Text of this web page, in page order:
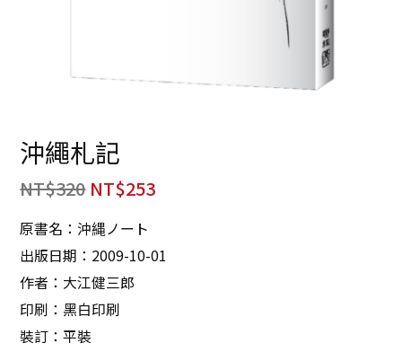
沖繩札記
NT$320 NT$253
原書名：沖縄ノート
出版日期：2009-10-01
作者：大江健三郎
印刷：黑白印刷
裝訂：平裝